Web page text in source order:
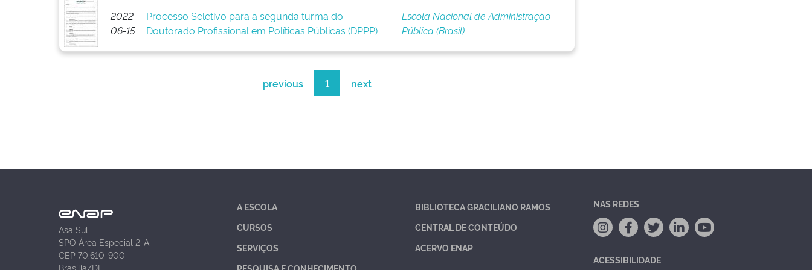
2022-
06-15
Processo Seletivo para a segunda turma do
Doutorado Profissional em Políticas Públicas (DPPP)
Escola Nacional de Administração
Pública (Brasil)
previous 1 next
Asa Sul
SPO Área Especial 2-A
CEP 70.610-900
Brasília/DF
A ESCOLA
CURSOS
SERVIÇOS
BIBLIOTECA GRACILIANO RAMOS
CENTRAL DE CONTEÚDO
ACERVO ENAP
NAS REDES
ACESSIBILIDADE